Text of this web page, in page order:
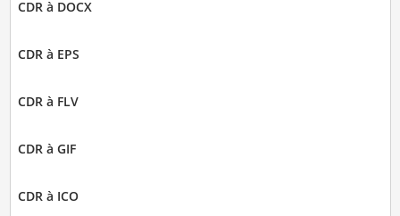
CDR à DOCX
CDR à EPS
CDR à FLV
CDR à GIF
CDR à ICO